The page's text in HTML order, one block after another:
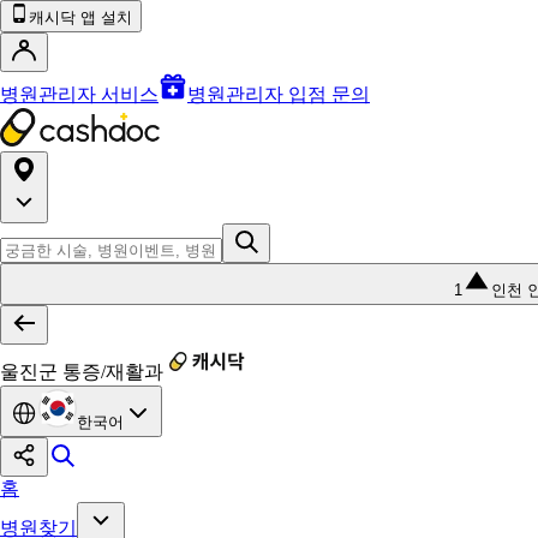
캐시닥 앱 설치
병원관리자 서비스 병원관리자 입점 문의
1 인천
울진군 통증/재활과
한국어
홈
병원찾기